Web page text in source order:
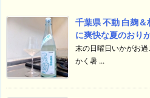
千葉県 不動 白麹
に爽快な夏のおり
末の日曜日いかがお
かく暑 ...